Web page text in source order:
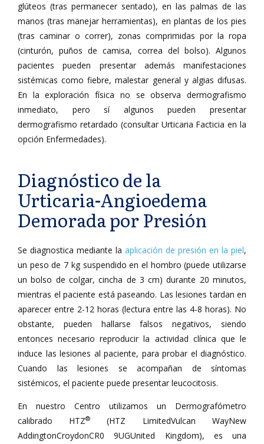
glúteos (tras permanecer sentado), en las palmas de las
manos (tras manejar herramientas), en plantas de los pies
(tras caminar o correr), zonas comprimidas por la ropa
(cinturón, puños de camisa, correa del bolso). Algunos
pacientes pueden presentar además manifestaciones
sistémicas como fiebre, malestar general y algias difusas.
En la exploración física no se observa dermografismo
inmediato, pero sí algunos pueden presentar
dermografismo retardado (consultar Urticaria Facticia en la
opción Enfermedades).
Diagnóstico de la
Urticaria-Angioedema
Demorada por Presión
Se diagnostica mediante la aplicación de presión en la piel,
un peso de 7 kg suspendido en el hombro (puede utilizarse
un bolso de colgar, cincha de 3 cm) durante 20 minutos,
mientras el paciente está paseando. Las lesiones tardan en
aparecer entre 2-12 horas (lectura entre las 4-8 horas). No
obstante, pueden hallarse falsos negativos, siendo
entonces necesario reproducir la actividad clínica que le
induce las lesiones al paciente, para probar el diagnóstico.
Cuando las lesiones se acompañan de síntomas
sistémicos, el paciente puede presentar leucocitosis.
En nuestro Centro utilizamos un Dermografómetro
calibrado HTZ®
(HTZ LimitedVulcan WayNew
AddingtonCroydonCR0 9UGUnited Kingdom), es una